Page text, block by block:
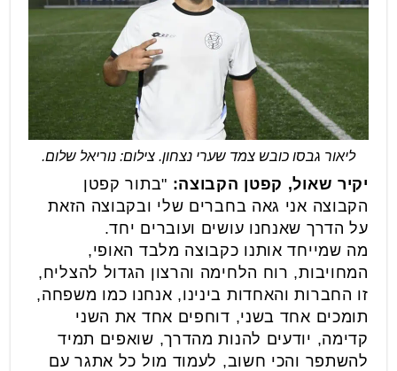
ליאור גבסו כובש צמד שערי נצחון. צילום: נוריאל שלום.
יקיר שאול, קפטן הקבוצה: "בתור קפטן
הקבוצה אני גאה בחברים שלי ובקבוצה הזאת
על הדרך שאנחנו עושים ועוברים יחד.
מה שמייחד אותנו כקבוצה מלבד האופי,
המחויבות, רוח הלחימה והרצון הגדול להצליח,
זו החברות והאחדות בינינו, אנחנו כמו משפחה,
תומכים אחד בשני, דוחפים אחד את השני
קדימה, יודעים להנות מהדרך, שואפים תמיד
להשתפר והכי חשוב, לעמוד מול כל אתגר עם